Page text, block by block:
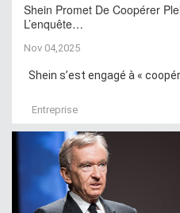
Shein Promet De Coopérer
L’enquête…
Nov 04,2025
Shein s’est engagé à «
Entreprise